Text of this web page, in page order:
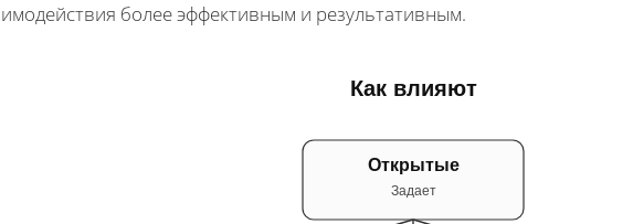
более эффективным и результативным.
Как влияют
Открытые
Задает